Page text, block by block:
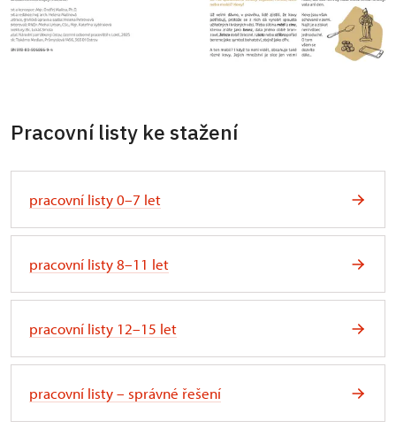
Pracovní listy ke stažení
pracovní listy 0–7 let
pracovní listy 8–11 let
pracovní listy 12–15 let
pracovní listy – správné řešení